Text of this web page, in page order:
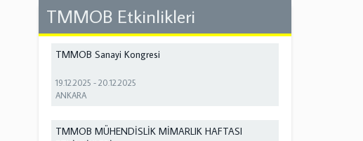
TMMOB Etkinlikleri
TMMOB Sanayi Kongresi
19.12.2025 -20.12.2025
ANKARA
TMMOB MÜHENDİSLİK MİMARLIK HAFTASI